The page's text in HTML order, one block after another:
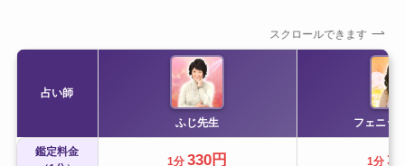
スクロールできます
占い師
ふじ先生 フェニッ
鑑定料金
1分330円 1分